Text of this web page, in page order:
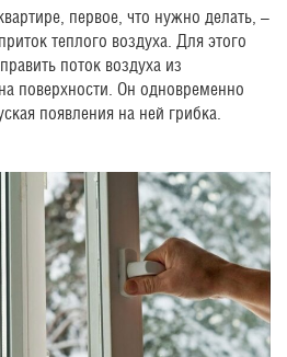
первое, что нужно делать, –
теплого воздуха. Для этого
поток воздуха из
поверхности. Он одновременно
появления на ней грибка.